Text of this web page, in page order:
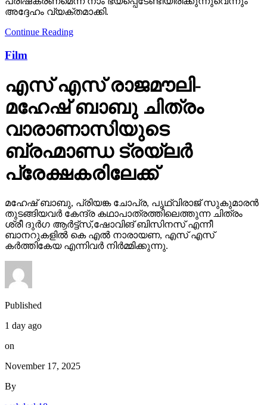
Continue Reading
Film
മഹേഷ് ബാബു ചിത്രം
വാരാണാസിയുടെ
ബ്രഹ്മാണ്ഡ ട്രയ്ലർ
പ്രേക്ഷകരിലേക്ക്
തുടങ്ങിയവർ കേന്ദ്ര കഥാപാത്രത്തിലെത്തുന്ന ചിത്രം
ശ്രീ ദുർഗ ആർട്ട്സ്,ഷോവിങ് ബിസിനസ് എന്നീ
ബാനറുകളിൽ കെ എൽ നാരായണ, എസ് എസ്
കർത്തികേയ എന്നിവർ നിർമ്മിക്കുന്നു.
Published
1 day ago
on
November 17, 2025
By
webdesk18